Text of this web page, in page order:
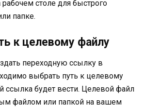
столе для быстрого
папке.
к целевому файлу
переходную ссылку в
выбрать путь к целевому
ссылка будет вести. Целевой файл
файлом или папкой на вашем